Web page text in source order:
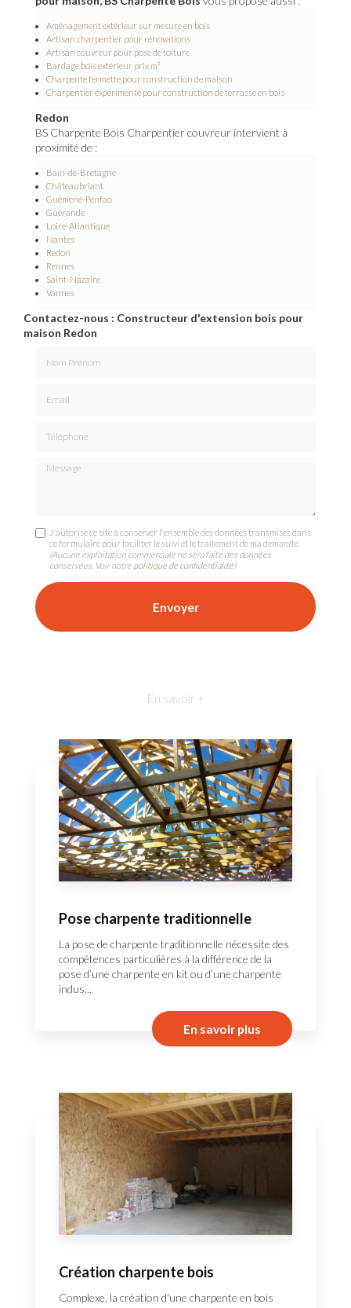
Aménagement extérieur sur mesure en bois
Artisan charpentier pour rénovations
Artisan couvreur pour pose de toiture
Bardage bois extérieur prix m²
Charpente fermette pour construction de maison
Charpentier expérimenté pour construction de terrasse en bois
Redon
BS Charpente Bois Charpentier couvreur intervient à
proximité de :
Bain-de-Bretagne
Châteaubriant
Guémené-Penfao
Guérande
Loire-Atlantique
Nantes
Redon
Rennes
Saint-Nazaire
Vannes
Contactez-nous : Constructeur d'extension bois pour
maison Redon
Message
J'autorise ce site à conserver l'ensemble des données transmises dans
ce formulaire pour faciliter le suivi et le traitement de ma demande.
(Aucune exploitation commerciale ne sera faite des données
conservées. Voir notre politique de confidentialité)
En savoir +
Pose charpente traditionnelle
La pose de charpente traditionnelle nécessite des
compétences particulières à la différence de la
pose d’une charpente en kit ou d’une charpente
indus...
En savoir plus
Création charpente bois
Complexe, la création d'une charpente en bois